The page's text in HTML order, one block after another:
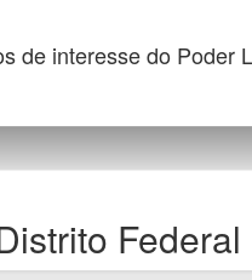
de interesse do Poder
Federal